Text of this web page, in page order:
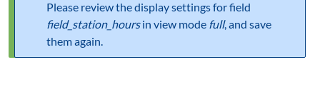
Statusbericht
Please review the display settings for field
field_station_hoursin view mode full, and save
them again.